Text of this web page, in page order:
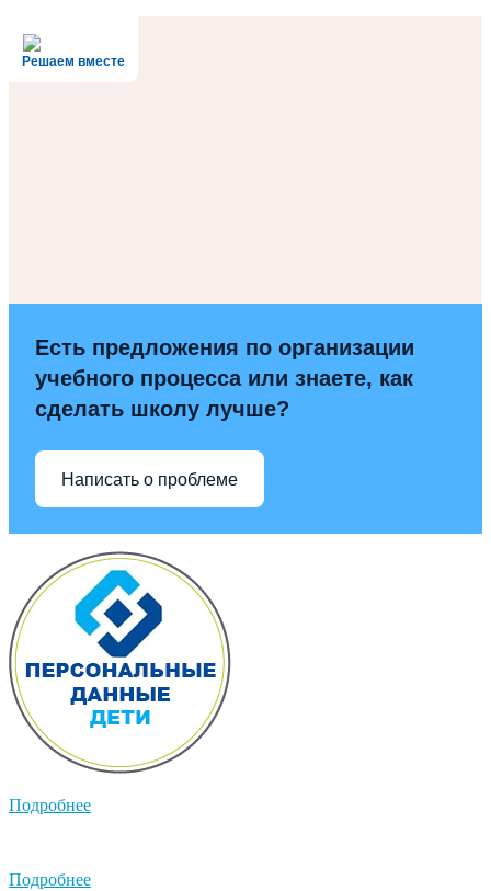
Решаем вместе
Есть предложения по организации
учебного процесса или знаете, как
сделать школу лучше?
Написать о проблеме
Подробнее
Подробнее